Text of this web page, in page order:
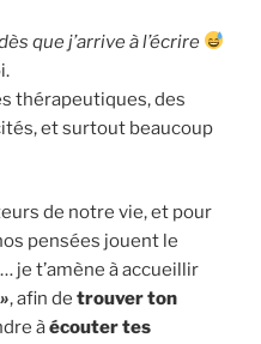
que j’arrive à l’écrire
thérapeutiques, des
et surtout beaucoup
de notre vie, et pour
pensées jouent le
je t’amène à accueillir
, afin de trouver ton
àécouter tes